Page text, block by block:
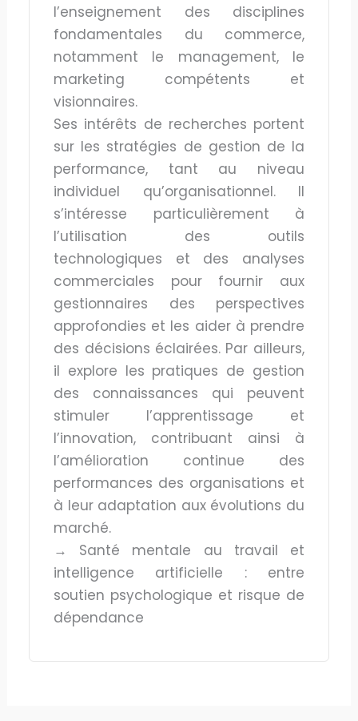
l’enseignement des disciplines
fondamentales du commerce,
notamment le management, le
marketing compétents et
visionnaires.
Ses intérêts de recherches portent
sur les stratégies de gestion de la
performance, tant au niveau
individuel qu’organisationnel. Il
s’intéresse particulièrement à
l’utilisation des outils
technologiques et des analyses
commerciales pour fournir aux
gestionnaires des perspectives
approfondies et les aider à prendre
des décisions éclairées. Par ailleurs,
il explore les pratiques de gestion
des connaissances qui peuvent
stimuler l’apprentissage et
l’innovation, contribuant ainsi à
l’amélioration continue des
performances des organisations et
à leur adaptation aux évolutions du
marché.
→ Santé mentale au travail et
intelligence artificielle : entre
soutien psychologique et risque de
dépendance